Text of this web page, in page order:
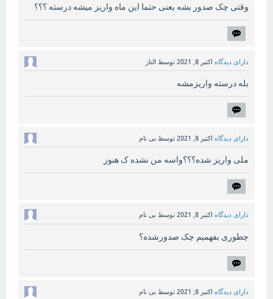
وقتی چک صدور بشه یعنی حتما این ماه واریز میشه درسته ؟؟؟
دارای دیدگاه اکتبر 8, 2021 توسط الناز
بله درسته واریزمشه
دارای دیدگاه اکتبر 8, 2021 توسط بی نام
ملی واریز شده؟؟؟واسه من نشده ک هنوز
دارای دیدگاه اکتبر 8, 2021 توسط بی نام
چطوری بفهمیم چک صدورشده؟
دارای دیدگاه اکتبر 8, 2021 توسط بی نام